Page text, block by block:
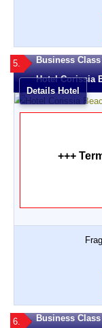
5.
Business
Hotel Corissia
Details Hotel
+++
6.
Business